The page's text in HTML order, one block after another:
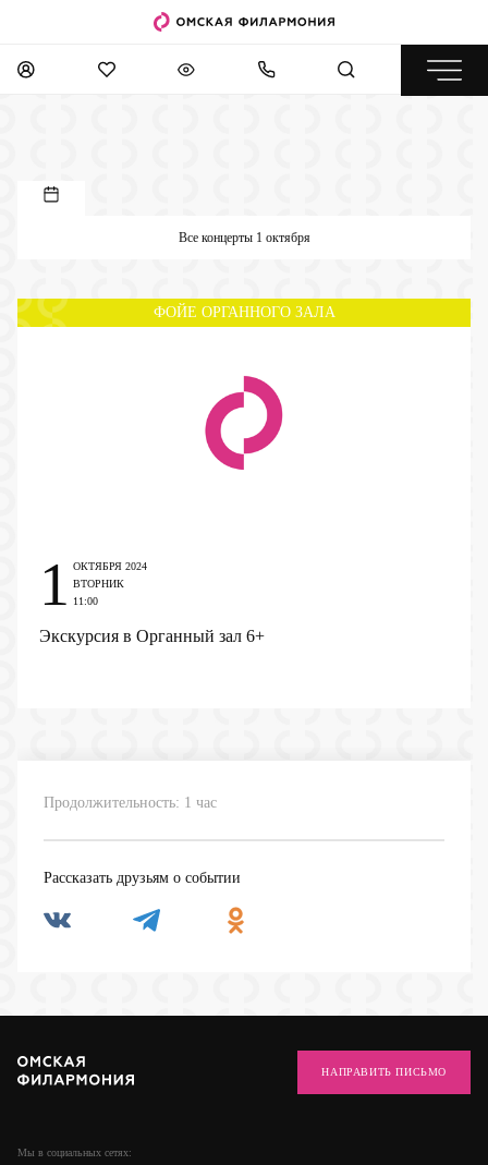
Все концерты 1 октября
ФОЙЕ ОРГАННОГО ЗАЛА
Экскурсия в Органный зал 6+
1 ОКТЯБРЯ 2024
ВТОРНИК
11:00
Продолжительность: 1 час
Рассказать друзьям о событии
Мы в социальных сетях:
НАПРАВИТЬ ПИСЬМО